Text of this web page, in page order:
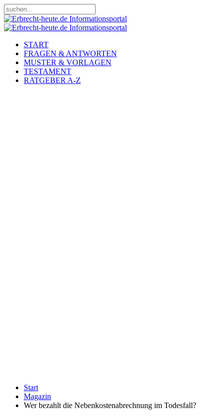
START
FRAGEN & ANTWORTEN
MUSTER & VORLAGEN
TESTAMENT
RATGEBER A-Z
Start
Magazin
Wer bezahlt die Nebenkostenabrechnung im Todesfall?